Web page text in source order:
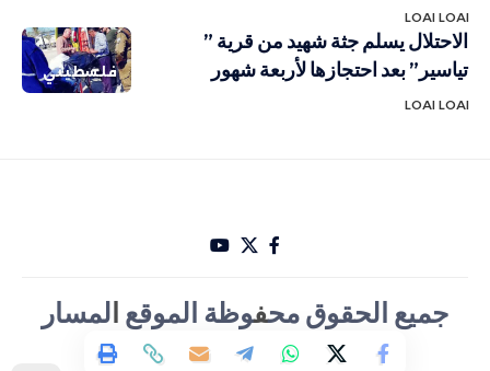
LOAI LOAI
فلسطيني
الاحتلال يسلم جثة شهيد من قرية ”
تياسير” بعد احتجازها لأربعة شهور
LOAI LOAI
جميع الحقوق محفوظة الموقع المسار
الأخباري تصميم Hakam